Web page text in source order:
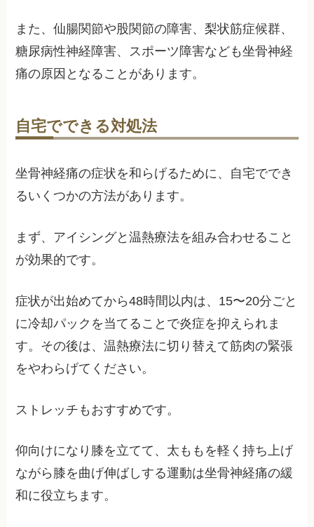
また、仙腸関節や股関節の障害、梨状筋症候群、
糖尿病性神経障害、スポーツ障害なども坐骨神経
痛の原因となることがあります。
自宅でできる対処法
坐骨神経痛の症状を和らげるために、自宅ででき
るいくつかの方法があります。
まず、アイシングと温熱療法を組み合わせること
が効果的です。
症状が出始めてから48時間以内は、15〜20分ごと
に冷却パックを当てることで炎症を抑えられま
す。その後は、温熱療法に切り替えて筋肉の緊張
をやわらげてください。
ストレッチもおすすめです。
仰向けになり膝を立てて、太ももを軽く持ち上げ
ながら膝を曲げ伸ばしする運動は坐骨神経痛の緩
和に役立ちます。